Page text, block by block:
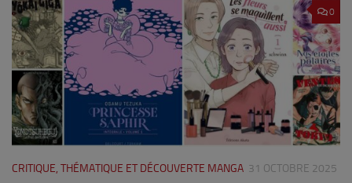
0
CRITIQUE, THÉMATIQUE ET DÉCOUVERTE MANGA 31 OCTOBRE 2025